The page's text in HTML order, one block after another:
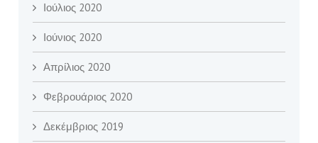
Ιούλιος 2020
Ιούνιος 2020
Απρίλιος 2020
Φεβρουάριος 2020
Δεκέμβριος 2019